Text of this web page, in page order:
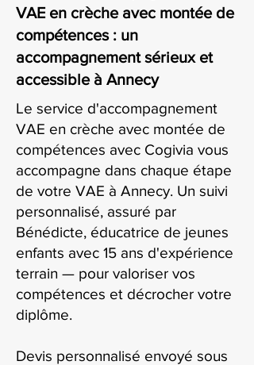
VAE en crèche avec montée de
compétences : un
accompagnement sérieux et
accessible à Annecy
Le service d'accompagnement
VAE en crèche avec montée de
compétences avec Cogivia vous
accompagne dans chaque étape
de votre VAE à Annecy. Un suivi
personnalisé, assuré par
Bénédicte, éducatrice de jeunes
enfants avec 15 ans d'expérience
terrain — pour valoriser vos
compétences et décrocher votre
diplôme.
Devis personnalisé envoyé sous